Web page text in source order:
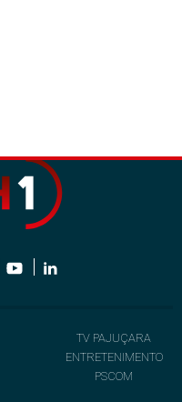
TV PAJUÇARA
ENTRETENIMENTO
PSCOM